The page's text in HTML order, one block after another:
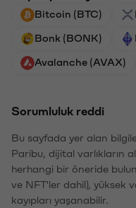
Bitcoin (BTC)
Bonk (BONK)
Avalanche (AVAX)
Sorumluluk reddi
Bu sayfada yer alan
Paribu, dijital varlıkların
herhangi bir öneride
ve NFT'ler dahil), yüksek
kayıpları yaşanabilir.